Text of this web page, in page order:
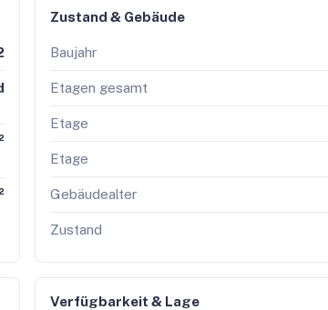
Zustand & Gebäude
Baujahr
Etagen gesamt
Etage
Etage
Gebäudealter
Zustand
Verfügbarkeit & Lage